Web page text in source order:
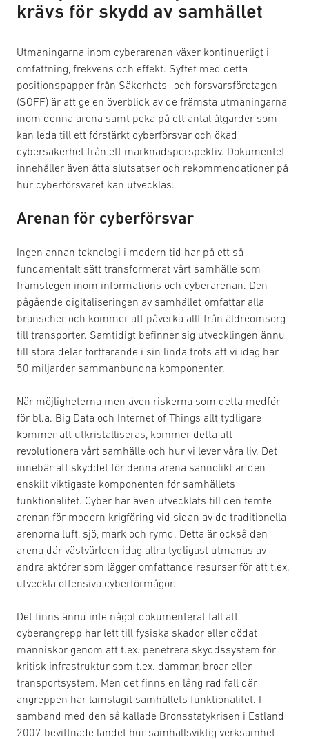
krävs för skydd av samhället
Utmaningarna inom cyberarenan växer kontinuerligt i
omfattning, frekvens och effekt. Syftet med detta
positionspapper från Säkerhets- och försvarsföretagen
(SOFF) är att ge en överblick av de främsta utmaningarna
inom denna arena samt peka på ett antal åtgärder som
kan leda till ett förstärkt cyberförsvar och ökad
cybersäkerhet från ett marknadsperspektiv. Dokumentet
innehåller även åtta slutsatser och rekommendationer på
hur cyberförsvaret kan utvecklas.
Arenan för cyberförsvar
Ingen annan teknologi i modern tid har på ett så
fundamentalt sätt transformerat vårt samhälle som
framstegen inom informations och cyberarenan. Den
pågående digitaliseringen av samhället omfattar alla
branscher och kommer att påverka allt från äldreomsorg
till transporter. Samtidigt befinner sig utvecklingen ännu
till stora delar fortfarande i sin linda trots att vi idag har
50 miljarder sammanbundna komponenter.
När möjligheterna men även riskerna som detta medför
för bl.a. Big Data och Internet of Things allt tydligare
kommer att utkristalliseras, kommer detta att
revolutionera vårt samhälle och hur vi lever våra liv. Det
innebär att skyddet för denna arena sannolikt är den
enskilt viktigaste komponenten för samhällets
funktionalitet. Cyber har även utvecklats till den femte
arenan för modern krigföring vid sidan av de traditionella
arenorna luft, sjö, mark och rymd. Detta är också den
arena där västvärlden idag allra tydligast utmanas av
andra aktörer som lägger omfattande resurser för att t.ex.
utveckla offensiva cyberförmågor.
Det finns ännu inte något dokumenterat fall att
cyberangrepp har lett till fysiska skador eller dödat
människor genom att t.ex. penetrera skyddssystem för
kritisk infrastruktur som t.ex. dammar, broar eller
transportsystem. Men det finns en lång rad fall där
angreppen har lamslagit samhällets funktionalitet. I
samband med den så kallade Bronsstatykrisen i Estland
2007 bevittnade landet hur samhällsviktig verksamhet